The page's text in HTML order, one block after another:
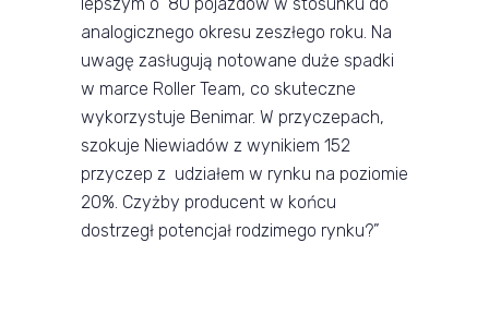
analogicznego okresu zeszłego roku. Na
uwagę zasługują notowane duże spadki
w marce Roller Team, co skuteczne
wykorzystuje Benimar. W przyczepach,
szokuje Niewiadów z wynikiem 152
przyczep z udziałem w rynku na poziomie
20%. Czyżby producent w końcu
dostrzegł potencjał rodzimego rynku?”